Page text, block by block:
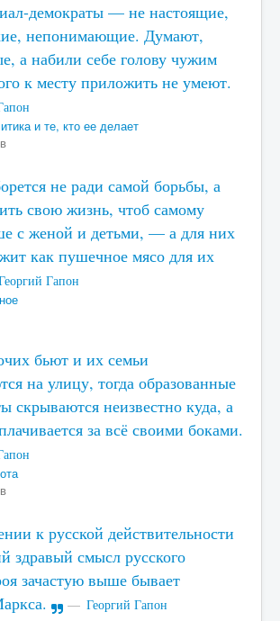
демократы — не настоящие,
непонимающие. Думают,
а набили себе голову чужим
к месту приложить не умеют.
и те, кто ее делает
не ради самой борьбы, а
свою жизнь, чтоб самому
с женой и детьми, — а для них
как пушечное мясо для их
Гапон
бьют и их семьи
на улицу, тогда образованные
скрываются неизвестно куда, а
за всё своими боками.
к русской действительности
здравый смысл русского
зачастую выше бывает
Георгий Гапон